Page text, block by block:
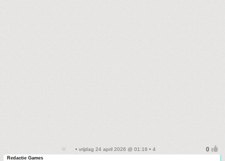
• vrijdag 24 april 2026 @ 01:16 • 4
Redactie Games